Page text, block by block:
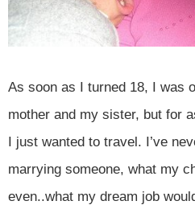
As soon as I turned 18, I was
mother and my sister, but for
I just wanted to travel. I’ve
marrying someone, what my
even..what my dream job